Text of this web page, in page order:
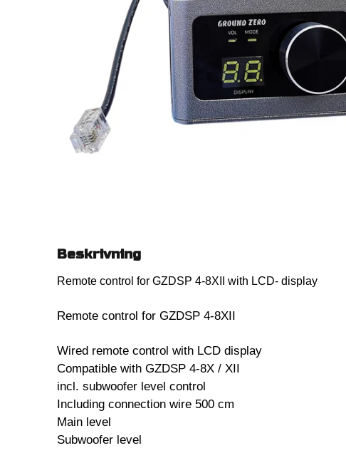
Beskrivning
Remote control for GZDSP 4-8XII with LCD- display
Remote control for GZDSP 4-8XII
Wired remote control with LCD display
Compatible with GZDSP 4-8X / XII
incl. subwoofer level control
Including connection wire 500 cm
Main level
Subwoofer level